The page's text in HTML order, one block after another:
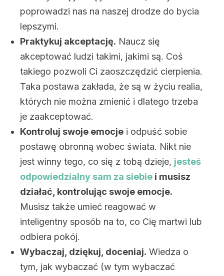
poprowadzi nas na naszej drodze do bycia
lepszymi.
Praktykuj akceptację. Naucz się
akceptować ludzi takimi, jakimi są. Coś
takiego pozwoli Ci zaoszczędzić cierpienia.
Taka postawa zakłada, że ​​są w życiu realia,
których nie można zmienić i dlatego trzeba
je zaakceptować.
Kontroluj swoje emocje i odpuść sobie
postawę obronną wobec świata. Nikt nie
jest winny tego, co się z tobą dzieje, jesteś
odpowiedzialny sam za siebie i musisz
działać, kontrolując swoje emocje.
Musisz także umieć reagować w
inteligentny sposób na to, co Cię martwi lub
odbiera pokój.
Wybaczaj, dziękuj, doceniaj. Wiedza o
tym, jak wybaczać (w tym wybaczać